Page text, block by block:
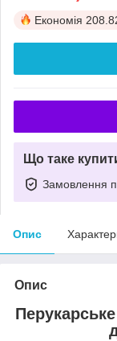
Економія
Що таке
Замовлення
Опис
Опис